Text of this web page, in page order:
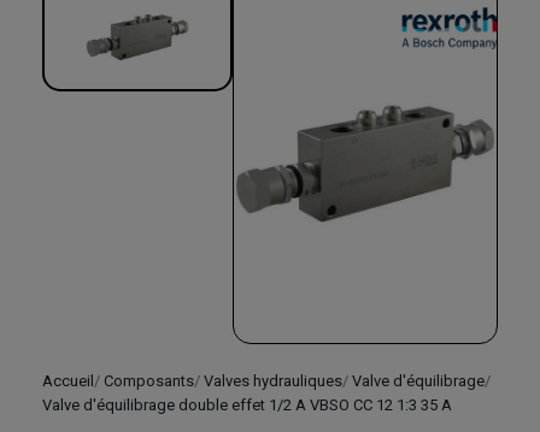
Accueil Composants Valves hydrauliques Valve d'équilibrage
Valve d'équilibrage double effet 1/2 A VBSO CC 12 1:3 35 A